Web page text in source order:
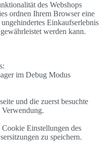
des Webshops
ordnen Ihrem Browser eine
Einkaufserlebnis
werden kann.
im Debug Modus
und die zuerst besuchte
Verwendung.
Einstellungen des
zu speichern.